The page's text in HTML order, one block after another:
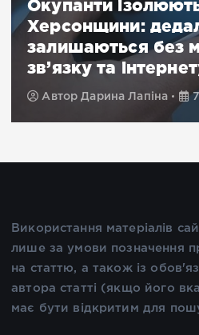
ТОТ
сіл
2026
Використання матеріалів
лише за умови позначення
на статтю, а також із
автора статті (якщо його
має бути відкритим для